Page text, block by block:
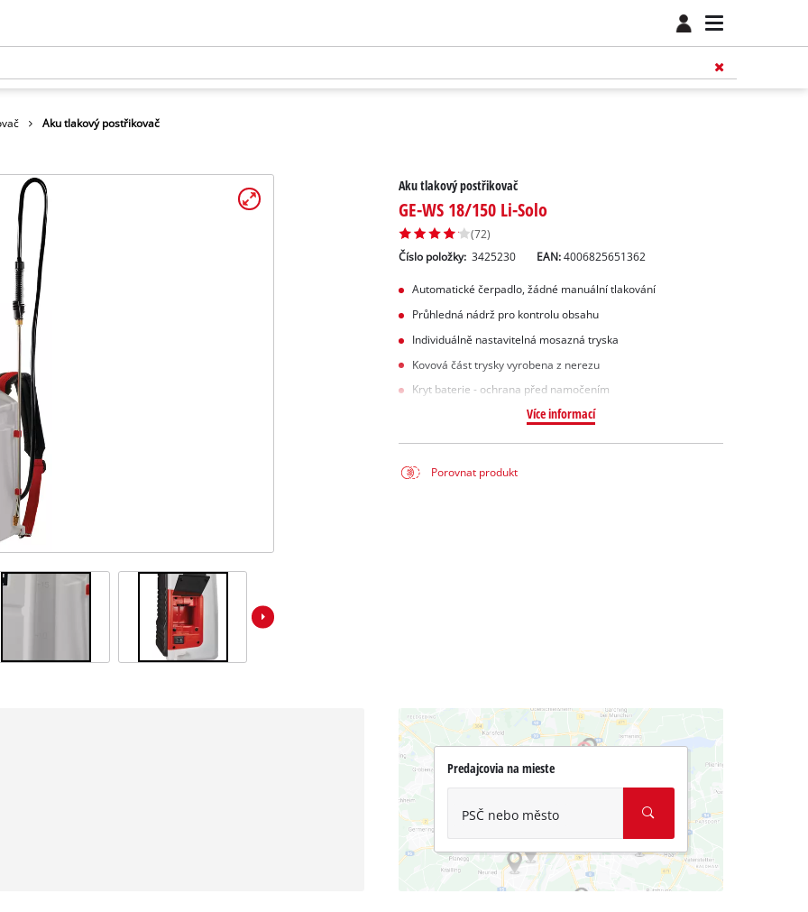
Aku tlakový postřikovač
Aku tlakový postřikovač
GE-WS 18/150 Li-Solo
(72)
Číslo položky: 3425230 EAN:4006825651362
Automatické čerpadlo, žádné manuální tlakování
Průhledná nádrž pro kontrolu obsahu
Individuálně nastavitelná mosazná tryska
Kovová část trysky vyrobena z nerezu
Kryt baterie - ochrana před namočením
Více informací
Porovnat produkt
Predajcovia na mieste
PSČ nebo město